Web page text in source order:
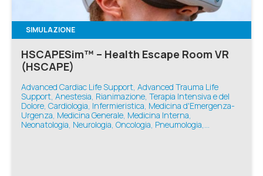
SIMULAZIONE
HSCAPESim™ – Health Escape Room VR
(HSCAPE)
Advanced Cardiac Life Support, Advanced Trauma Life
Support, Anestesia, Rianimazione, Terapia Intensiva e del
Dolore, Cardiologia, Infermieristica, Medicina d'Emergenza-
Urgenza, Medicina Generale, Medicina Interna,
Neonatologia, Neurologia, Oncologia, Pneumologia,